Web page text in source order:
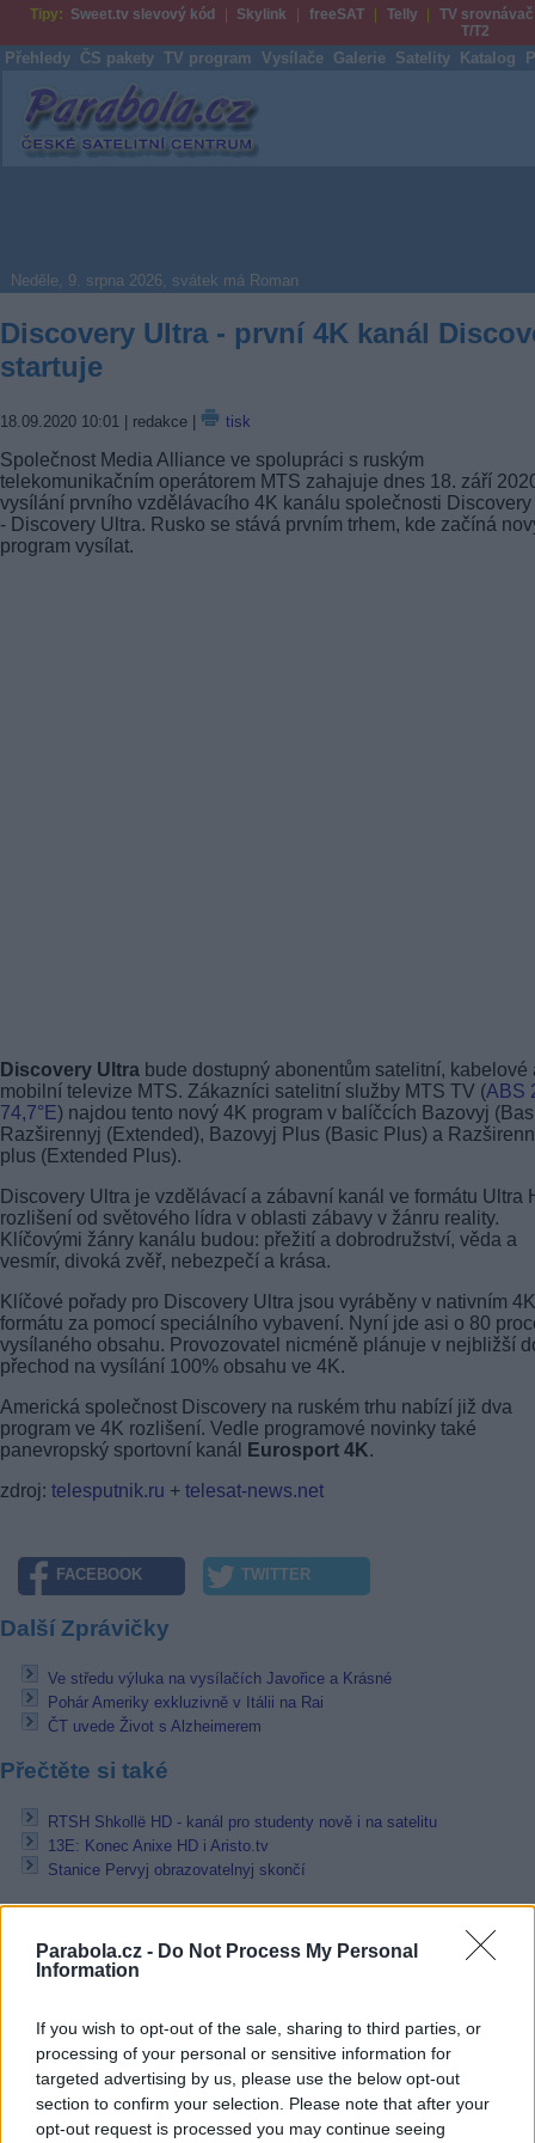
Parabola.cz - Do Not Process My Personal
Information
If you wish to opt-out of the sale, sharing to third parties, or
processing of your personal or sensitive information for
targeted advertising by us, please use the below opt-out
section to confirm your selection. Please note that after your
opt-out request is processed you may continue seeing
Tipy: Sweet.tv slevový kód Skylink freeSAT Telly
TV srovnávač
T/T2
Přehledy ČS pakety TV program Vysílače Galerie Satelity Katalog
Parabola.cz
Neděle, 9. srpna 2026, svátek má Roman
Discovery Ultra - první 4K kanál
startuje
18.09.2020 10:01 | redakce | tisk
Společnost Media Alliance ve spolupráci s ruským
telekomunikačním operátorem MTS zahajuje dnes 18. září
vysílání prvního vzdělávacího 4K kanálu společnosti Discovery
- Discovery Ultra. Rusko se stává prvním trhem, kde začíná
program vysílat.
Discovery Ultra bude dostupný abonentům satelitní, kabelové
mobilní televize MTS. Zákazníci satelitní služby MTS TV (ABS
74,7°E) najdou tento nový 4K program v balíčcích Bazovyj
Razširennyj (Extended), Bazovyj Plus (Basic Plus) a
plus (Extended Plus).
Discovery Ultra je vzdělávací a zábavní kanál ve formátu Ultra
rozlišení od světového lídra v oblasti zábavy v žánru reality.
Klíčovými žánry kanálu budou: přežití a dobrodružství, věda a
vesmír, divoká zvěř, nebezpečí a krása.
Klíčové pořady pro Discovery Ultra jsou vyráběny v nativním 4K
formátu za pomocí speciálního vybavení. Nyní jde asi o 80
vysílaného obsahu. Provozovatel nicméně plánuje v nejbližší
přechod na vysílání 100% obsahu ve 4K.
Americká společnost Discovery na ruském trhu nabízí již dva
program ve 4K rozlišení. Vedle programové novinky také
panevropský sportovní kanál
Eurosport 4K.
zdroj: telesputnik.ru + telesat-news.net
FACEBOOK TWITTER
Další Zprávičky
Ve středu výluka na vysílačích Javořice a Krásné
Pohár Ameriky exkluzivně v Itálii na Rai
ČT uvede Život s Alzheimerem
Přečtěte si také
RTSH Shkollë HD - kanál pro studenty nově i na satelitu
13E: Konec Anixe HD i Aristo.tv
Stanice Pervyj obrazovatelnyj skončí
Reklama
Pracovní nabídky
48.400 Kč • příspěvek na ubytování (Jihlava, okres Jihlava)
07.08.2026 - Bosch Powertrain s.r.o. Jihlava • obsluha CNC strojů •
48.400 Kč • náborový bonus 50.000 Kč • příspěvek na ubytování
okres Jihlava)
06.08.2026 -Bosch Powertrain s.r.o. Jihlava • CNC operátor• mzda
Kč • náborový bonus 50.000 Kč • příspěvek na ubytování (Jihlava,